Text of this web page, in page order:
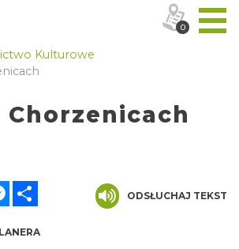
Kulturowe
Chorzenicach
Messenger
ODSŁUCHAJ TEKST
0